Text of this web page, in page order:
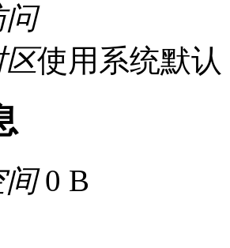
问
区使用系统默认
间0 B